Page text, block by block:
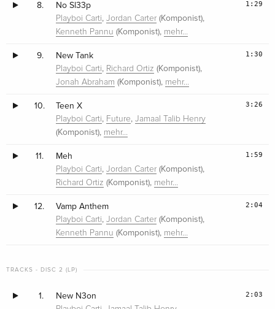
8. No Sl33p
Playboi Carti,Jordan Carter (Komponist),
Kenneth Pannu (Komponist), mehr…
1:29
9. New Tank
Playboi Carti, Richard Ortiz (Komponist),
Jonah Abraham (Komponist), mehr…
1:30
10. Teen X
Playboi Carti, Future,Jamaal Talib Henry
(Komponist), mehr…
3:26
11. Meh
Playboi Carti,Jordan Carter (Komponist),
Richard Ortiz (Komponist), mehr…
1:59
12. Vamp Anthem
Playboi Carti,Jordan Carter (Komponist),
Kenneth Pannu (Komponist), mehr…
2:04
TRACKS - DISC 2 (LP)
1. New N3on 2:03